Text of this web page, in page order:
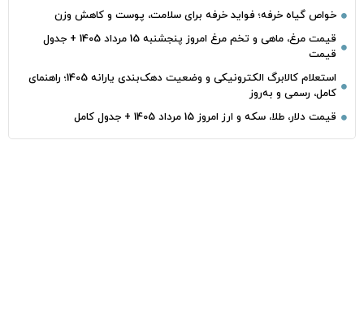
خواص گیاه خرفه؛ فواید خرفه برای سلامت، پوست و کاهش وزن
قیمت مرغ، ماهی و تخم مرغ امروز پنجشنبه 15 مرداد 1405 + جدول
قیمت
استعلام کالابرگ الکترونیکی و وضعیت دهک‌بندی یارانه 1405؛ راهنمای
کامل، رسمی و به‌روز
قیمت دلار، طلا، سکه و ارز امروز 15 مرداد 1405 + جدول کامل